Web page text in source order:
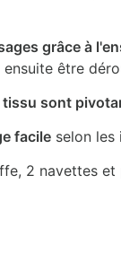
grâce à
être
sont
facile selon les
2 navettes et